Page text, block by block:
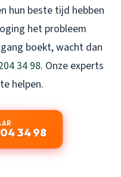
hun beste tijd hebben
het probleem
boekt, wacht dan
34 98. Onze experts
helpen.
34 98